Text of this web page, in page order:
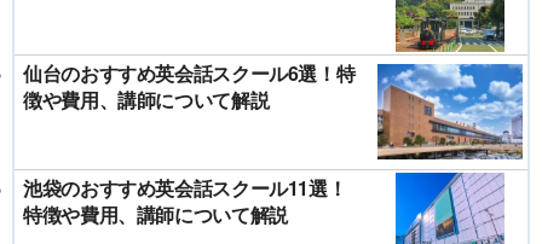
仙台のおすすめ英会話スクール6選！特
徴や費用、講師について解説
池袋のおすすめ英会話スクール11選！
特徴や費用、講師について解説